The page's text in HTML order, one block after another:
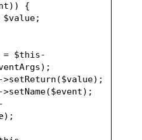
)) {
$value;
= $this-
);
->setReturn($value);
->setName($event);
-
);